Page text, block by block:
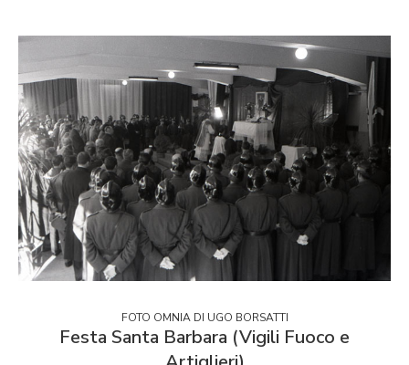
FOTO OMNIA DI UGO BORSATTI
Festa Santa Barbara (Vigili Fuoco e